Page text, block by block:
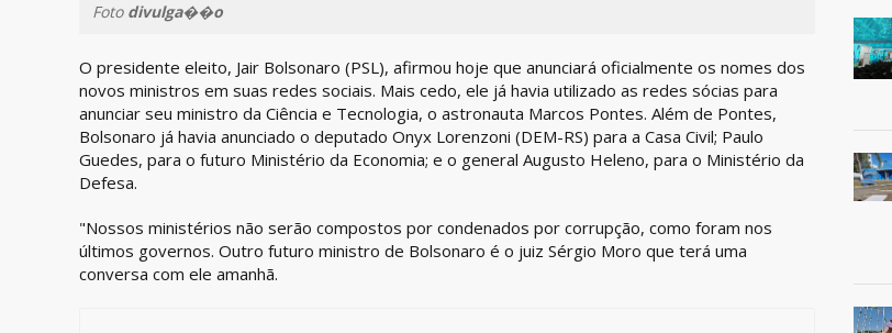
Foto divulga��o
O presidente eleito, Jair Bolsonaro (PSL), afirmou hoje que anunciará oficialmente os nomes dos
novos ministros em suas redes sociais. Mais cedo, ele já havia utilizado as redes sócias para
anunciar seu ministro da Ciência e Tecnologia, o astronauta Marcos Pontes. Além de Pontes,
Bolsonaro já havia anunciado o deputado Onyx Lorenzoni (DEM-RS) para a Casa Civil; Paulo
Guedes, para o futuro Ministério da Economia; e o general Augusto Heleno, para o Ministério da
Defesa.
"Nossos ministérios não serão compostos por condenados por corrupção, como foram nos
últimos governos. Outro futuro ministro de Bolsonaro é o juiz Sérgio Moro que terá uma
conversa com ele amanhã.